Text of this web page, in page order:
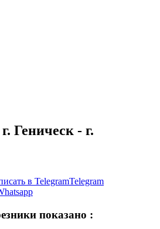
Геническ - г.
Telegram
показано :